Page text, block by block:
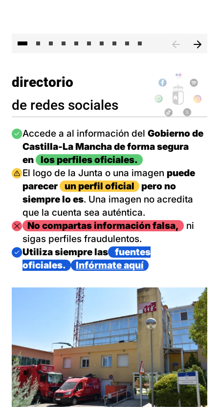
directorio
de redes sociales
Imagen
Accede a al información del Gobierno de
Castilla-La Mancha de forma segura
en
los perfiles oficiales.
Imagen
El logo de la Junta o una imagen puede
parecer
un perfil oficial
pero no
siempre lo es. Una imagen no acredita
que la cuenta sea auténtica.
ImagenNo compartas información falsa,
ni
sigas perfiles fraudulentos.
Imagen
Utiliza siempre las
fuentes
oficiales.
Infórmate aquí